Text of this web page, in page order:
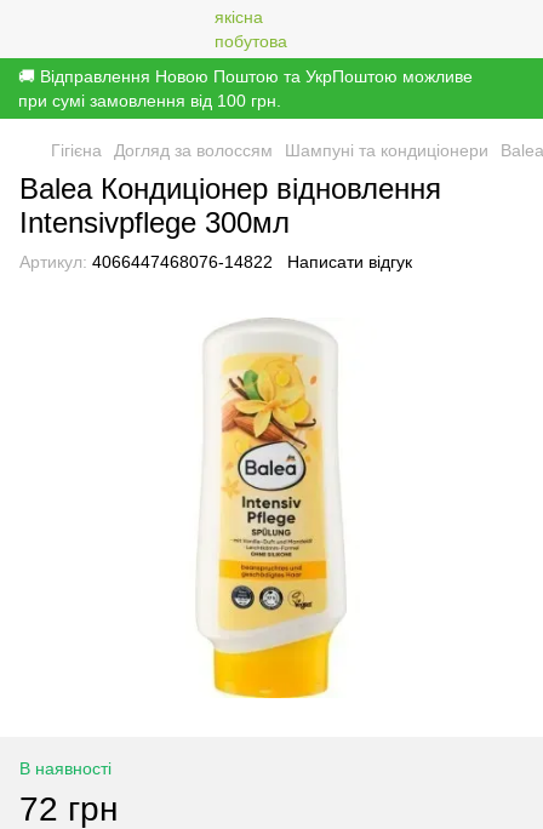
🚚 Відправлення Новою Поштою та УкрПоштою можливе
при сумі замовлення від 100 грн.
Гігієна Догляд за волоссям Шампуні та кондиціонери
Balea Кондиціонер відновлення
Intensivpflege 300мл
Артикул: 4066447468076-14822 Написати відгук
В наявності
72 грн